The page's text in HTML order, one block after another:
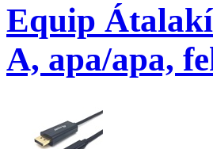
Equip
A, apa/apa,